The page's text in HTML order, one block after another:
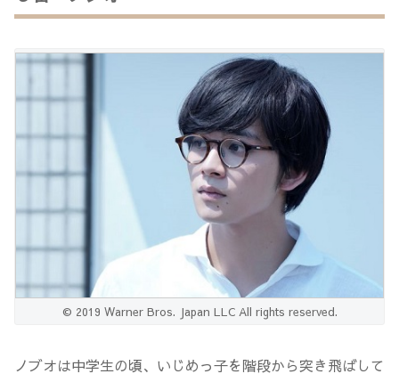
© 2019 Warner Bros. Japan LLC All rights reserved.
ノブオは中学生の頃、いじめっ子を階段から突き飛ばして